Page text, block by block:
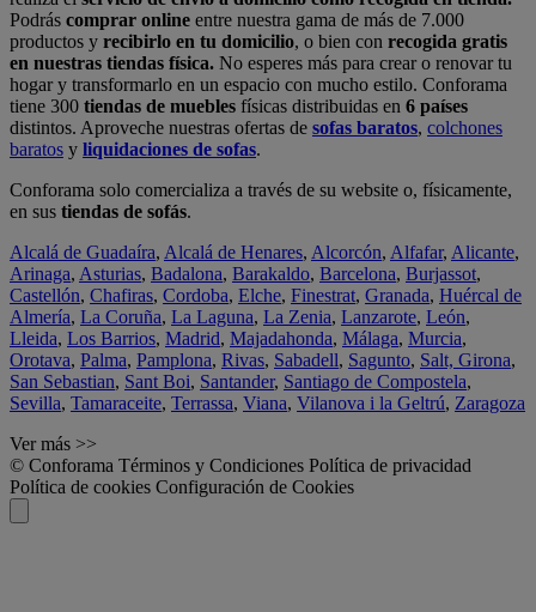
Podrás comprar online entre nuestra gama de más de 7.000
productos y recibirlo en tu domicilio, o bien con recogida gratis
en nuestras tiendas física. No esperes más para crear o renovar tu
hogar y transformarlo en un espacio con mucho estilo. Conforama
tiene 300 tiendas de muebles físicas distribuidas en 6 países
distintos. Aproveche nuestras ofertas de sofas baratos, colchones
baratos y liquidaciones de sofas.
Conforama solo comercializa a través de su website o, físicamente,
en sus tiendas de sofás.
Alcalá de Guadaíra, Alcalá de Henares, Alcorcón, Alfafar, Alicante,
Arinaga, Asturias, Badalona, Barakaldo, Barcelona, Burjassot,
Castellón, Chafiras, Cordoba, Elche, Finestrat, Granada, Huércal de
Almería, La Coruña, La Laguna, La Zenia, Lanzarote, León,
Lleida, Los Barrios, Madrid, Majadahonda, Málaga, Murcia,
Orotava, Palma, Pamplona, Rivas, Sabadell, Sagunto, Salt, Girona,
San Sebastian, Sant Boi, Santander, Santiago de Compostela,
Sevilla, Tamaraceite, Terrassa, Viana, Vilanova i la Geltrú, Zaragoza
Ver más >>
© Conforama Términos y Condiciones Política de privacidad
Política de cookies Configuración de Cookies